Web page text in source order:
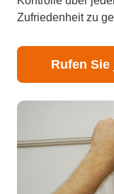
Zufriedenheit zu
Rufen Sie